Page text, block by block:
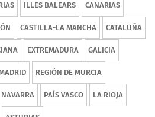
ILLES BALEARS CANARIAS
CASTILLA-LA MANCHA CATALUÑA
EXTREMADURA GALICIA
REGIÓN DE MURCIA
PAÍS VASCO LA RIOJA